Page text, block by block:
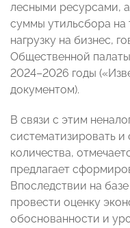
лесными ресурсами,
суммы утильсбора на
нагрузку на бизнес,
Общественной
2024–2026 годы
документом).
В связи с этим
систематизировать и
количества,
предлагает
Впоследствии на
провести оценку
обоснованности и